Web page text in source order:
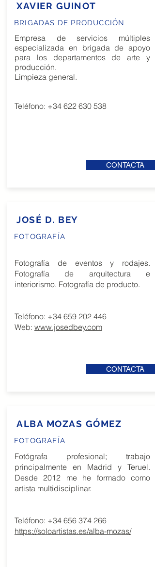
XAVIER GUINOT
BRIGADAS DE PRODUCCIÓN
Empresa de servicios múltiples
especializada en brigada de apoyo
para los departamentos de arte y
producción.
Limpieza general.
Teléfono: +34 622 630 538
CONTACTA
JOSÉ D. BEY
FOTOGRAFÍA
Fotografía de eventos y rodajes.
Fotografía de arquitectura e
interiorismo. Fotografía de producto.
Teléfono: +34 659 202 446
Web: www.josedbey.com
CONTACTA
ALBA MOZAS GÓMEZ
FOTOGRAFÍA
Fotógrafa profesional; trabajo
principalmente en Madrid y Teruel.
Desde 2012 me he formado como
artista multidisciplinar.
Teléfono: +34 656 374 266
https://soloartistas.es/alba-mozas/